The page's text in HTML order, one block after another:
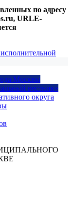
по адресу
URLE-